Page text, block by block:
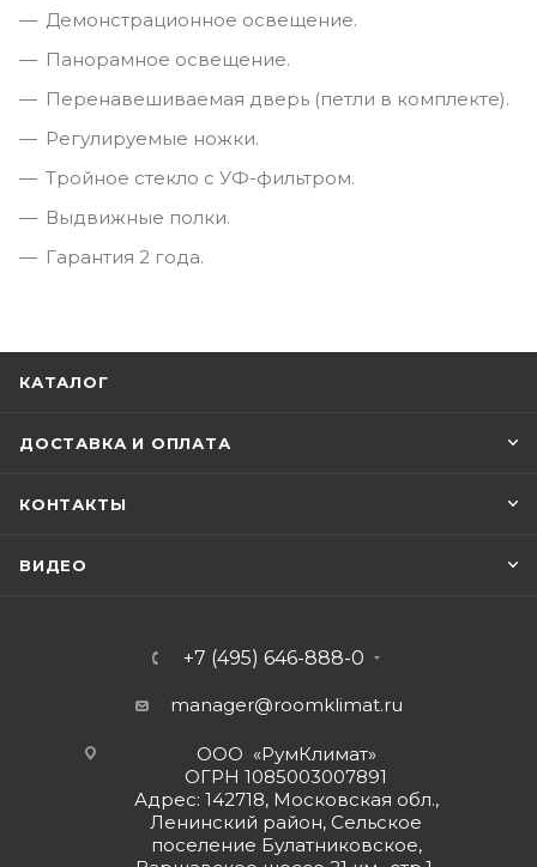
Демонстрационное освещение.
Панорамное освещение.
Перенавешиваемая дверь (петли в комплекте).
Регулируемые ножки.
Тройное стекло с УФ-фильтром.
Выдвижные полки.
Гарантия 2 года.
КАТАЛОГ
ДОСТАВКА И ОПЛАТА
КОНТАКТЫ
ВИДЕО
+7 (495) 646-888-0
manager@roomklimat.ru
ООО «РумКлимат»
ОГРН 1085003007891
Адрес: 142718, Московская обл.,
Ленинский район, Сельское
поселение Булатниковское,